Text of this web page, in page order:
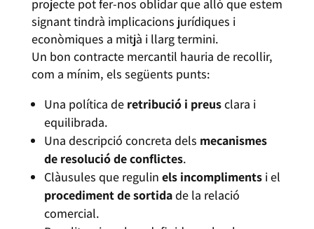
projecte pot fer-nos oblidar que allò que estem
signant tindrà implicacions jurídiques i
econòmiques a mitjà i llarg termini.
Un bon contracte mercantil hauria de recollir,
com a mínim, els següents punts:
Una política de retribució i preusclara i
equilibrada.
Una descripció concreta dels mecanismes
de resolució de conflictes.
Clàusules que regulin els incomplimentsi el
procediment de sortidade la relació
comercial.